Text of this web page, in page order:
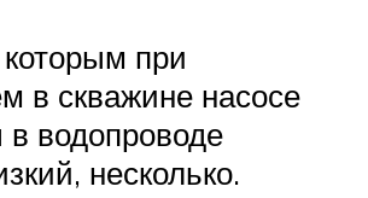
при
в скважине насосе
водопроводе
несколько.